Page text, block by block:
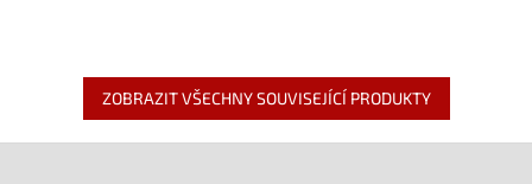
ZOBRAZIT VŠECHNY SOUVISEJÍCÍ PRODUKTY